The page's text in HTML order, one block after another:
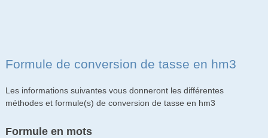
Formule de conversion de tasse en hm3
Les informations suivantes vous donneront les différentes
méthodes et formule(s) de conversion de tasse en hm3
Formule en mots